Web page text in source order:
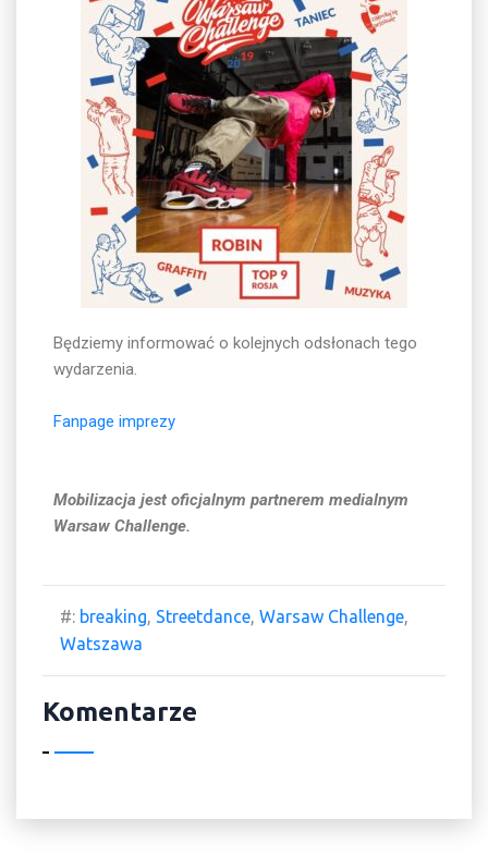
Będziemy informować o kolejnych odsłonach tego
wydarzenia.
Fanpage imprezy
Mobilizacja jest oficjalnym partnerem medialnym
Warsaw Challenge.
#: breaking, Streetdance, Warsaw Challenge,
Watszawa
Komentarze